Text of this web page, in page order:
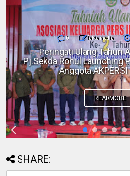
0 fakta media
Polres Inhil bersama
BKSDA Riau Perkuat
Gangguan Kera Liar
READMORE
SHARE: